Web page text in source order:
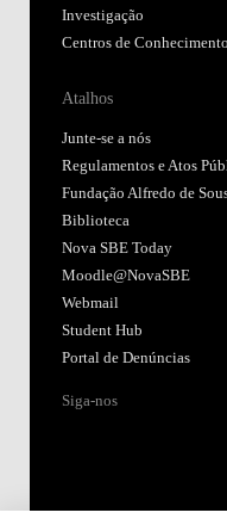
Investigação
Centros de Conhecimento
Atalhos
Junte-se a nós
Regulamentos e Atos
Fundação Alfredo de
Biblioteca
Nova SBE Today
Moodle@NovaSBE
Webmail
Student Hub
Portal de Denúncias
Siga-nos